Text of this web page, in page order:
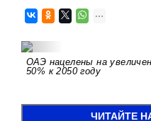
ОАЭ нацелены на
50% к 2050 году
ЧИТАЙТЕ